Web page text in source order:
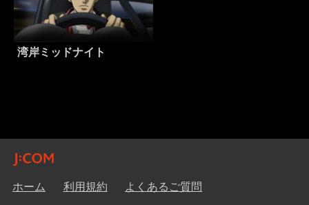
湾岸ミッドナイト
ホーム 利用規約 よくあるご質問